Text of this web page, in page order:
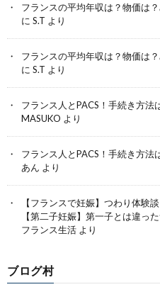
フランスの平均年収は？物価は
に S.T より
フランスの平均年収は？物価は
に S.T より
フランス人とPACS！手続き方法
MASUKO より
フランス人とPACS！手続き方法
あん より
【フランスで妊娠】つわり体験
【第二子妊娠】第一子とは違っ
フランス生活 より
ブログ村